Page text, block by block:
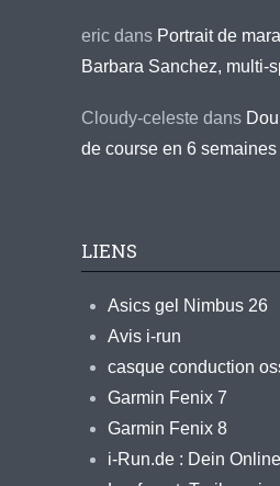
eric dans Portrait de
Barbara Sanchez, multi-
Cloudy-celeste dans
de course en 6
LIENS
Asics gel Nimbus 26
Avis i-run
casque conduction
Garmin Fenix 7
Garmin Fenix 8
i-Run.de : Dein